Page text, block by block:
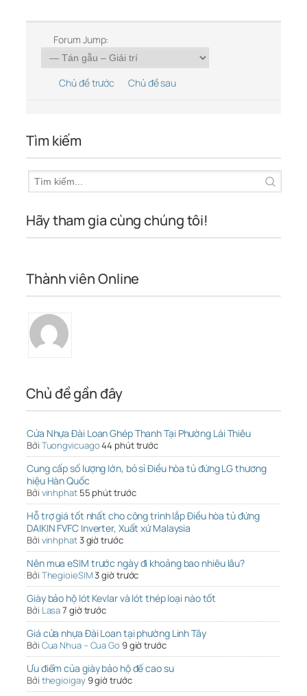
Forum Jump:
Chủ đề trước Chủ đề sau
Tìm kiếm
Hãy tham gia cùng chúng tôi!
Thành viên Online
Chủ đề gần đây
Cửa Nhựa Đài Loan Ghép Thanh Tại Phường Lái Thiêu
Bởi Tuongvicuago44 phút trước
Cung cấp số lượng lớn, bỏ sỉ Điều hòa tủ đứng LG thương
hiệu Hàn Quốc
Bởi vinhphat 55 phút trước
Hỗ trợ giá tốt nhất cho công trình lắp Điều hòa tủ đứng
DAIKIN FVFC Inverter, Xuất xứ Malaysia
Bởi vinhphat3 giờ trước
Nên mua eSIM trước ngày đi khoảng bao nhiêu lâu?
Bởi ThegioieSIM3 giờ trước
Giày bảo hộ lót Kevlar và lót thép loại nào tốt
Bởi Lasa7 giờ trước
Giá cửa nhựa Đài Loan tại phường Linh Tây
Bởi Cua Nhua – Cua Go 9 giờ trước
Ưu điểm của giày bảo hộ đế cao su
Bởi thegioigay9 giờ trước